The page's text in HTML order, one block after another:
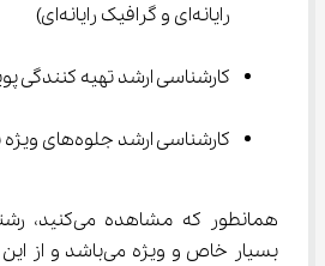
رایانه‌ای و گرافیک رایانه‌ای)
کارشناسی ارشد تهیه کنندگی
کارشناسی ارشد جلوه‌های ویژه بصری